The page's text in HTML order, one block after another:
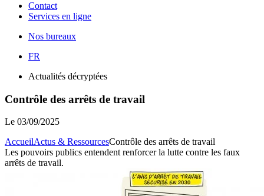
Contact
Services en ligne
Nos bureaux
FR
Actualités décryptées
Contrôle des arrêts de travail
Le 03/09/2025
AccueilActus & RessourcesContrôle des arrêts de travail
Les pouvoirs publics entendent renforcer la lutte contre les faux
arrêts de travail.